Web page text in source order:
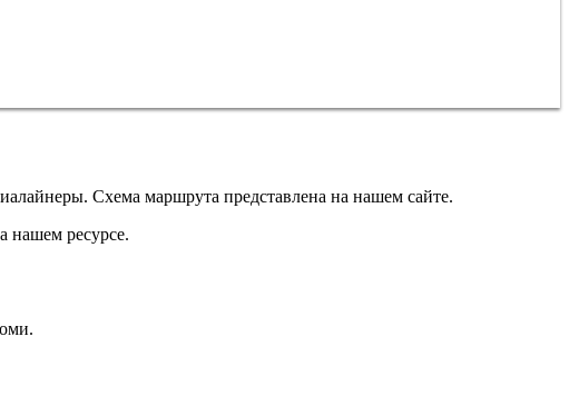
Схема маршрута представлена на нашем сайте.
нашем ресурсе.